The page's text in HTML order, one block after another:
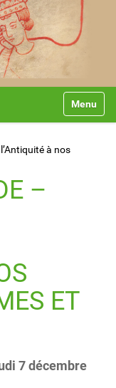
Toggle
–
ET
7 décembre